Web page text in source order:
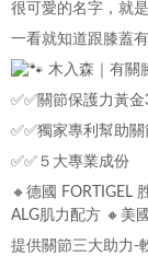
很可愛的名字，就
一看就知道跟膝蓋
✅✅關節保護力黃
✅✅獨家專利幫助
✅✅５大專業成份
🔸德國 FORTIGEL
ALG肌力配方 🔸美
提供關節三大助力-